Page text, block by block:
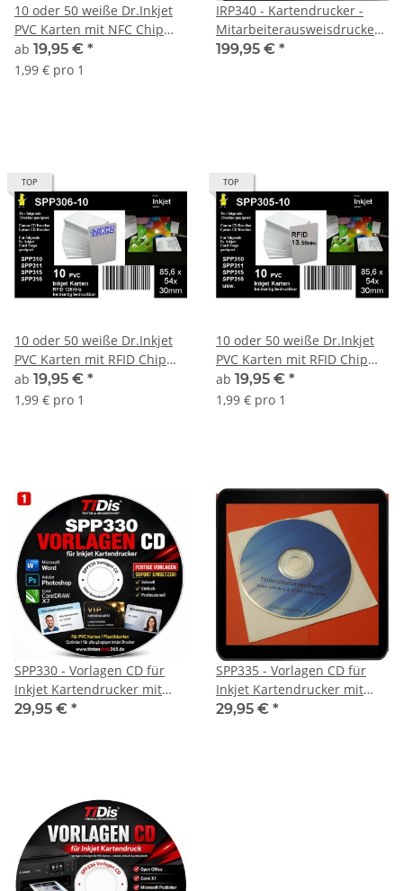
10 oder 50 weiße Dr.Inkjet
PVC Karten mit NFC Chip
ACR 122U-A9 für unsere
Ausweiskartendruckerei -
ab 19,95 € *
1,99 € pro 1
IRP340 - Kartendrucker -
Mitarbeiterausweisdrucker -
ID Card Drucker -
199,95 € *
TOP
10 oder 50 weiße Dr.Inkjet
PVC Karten mit RFID Chip
125KHZ für unsere
Ausweiskartendruckerei -
ab 19,95 € *
1,99 € pro 1
TOP
10 oder 50 weiße Dr.Inkjet
PVC Karten mit RFID Chip
13.56MHz für unsere
Ausweiskartendruckerei -
ab 19,95 € *
1,99 € pro 1
SPP330 - Vorlagen CD für
Inkjet Kartendrucker mit
Microsoft Word, Photoshop
29,95 € *
SPP335 - Vorlagen CD für
Inkjet Kartendrucker mit
Microsoft Puplisher und
29,95 € *